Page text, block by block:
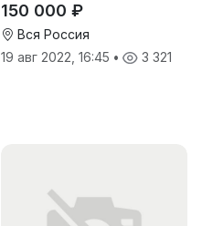
150 000 ₽
Вся Россия
19 авг 2022, 16:45 • 3 321